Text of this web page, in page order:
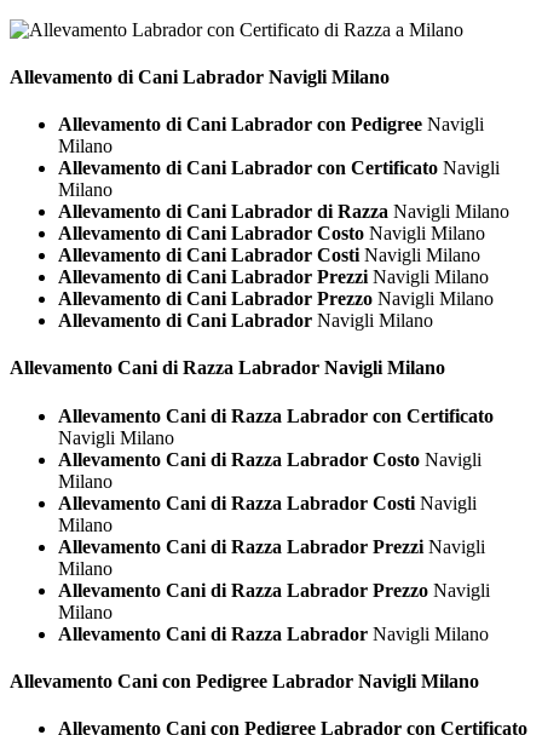
Allevamento di Cani Labrador Navigli Milano
Allevamento di Cani Labrador con Pedigree Navigli
Milano
Allevamento di Cani Labrador con Certificato Navigli
Milano
Allevamento di Cani Labrador di Razza Navigli Milano
Allevamento di Cani Labrador Costo Navigli Milano
Allevamento di Cani Labrador Costi Navigli Milano
Allevamento di Cani Labrador Prezzi Navigli Milano
Allevamento di Cani Labrador Prezzo Navigli Milano
Allevamento di Cani Labrador Navigli Milano
Allevamento Cani di Razza Labrador Navigli Milano
Allevamento Cani di Razza Labrador con Certificato
Navigli Milano
Allevamento Cani di Razza Labrador Costo Navigli
Milano
Allevamento Cani di Razza Labrador Costi Navigli
Milano
Allevamento Cani di Razza Labrador Prezzi Navigli
Milano
Allevamento Cani di Razza Labrador Prezzo Navigli
Milano
Allevamento Cani di Razza Labrador Navigli Milano
Allevamento Cani con Pedigree Labrador Navigli Milano
Allevamento Cani con Pedigree Labrador con Certificato